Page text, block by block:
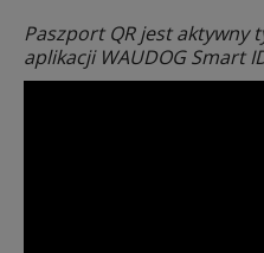
Paszport QR jest aktywny
aplikacji WAUDOG Smart